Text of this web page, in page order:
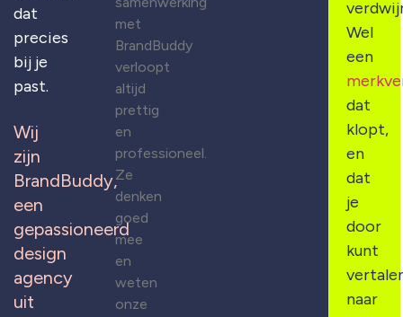
dat
precies
bij je
past.
Wij
zijn
BrandBuddy,
een
gepassioneerd
design
agency
uit
met
BrandBuddy
verloopt
altijd
prettig
en
professioneel.
Ze
denken
goed
mee
en
weten
onze
Wel
een
dat
klopt,
en
dat
je
door
kunt
naar